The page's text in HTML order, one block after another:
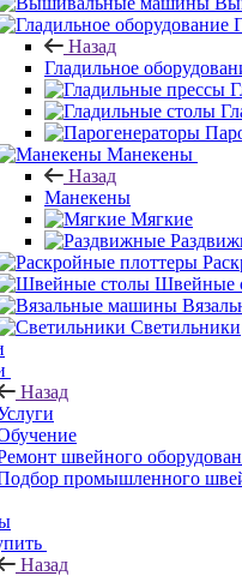
Назад
Гладильное
Манекены
Назад
Манекены
Мягкие
Швейные
Светильники
Назад
швейного
промышленного
Назад